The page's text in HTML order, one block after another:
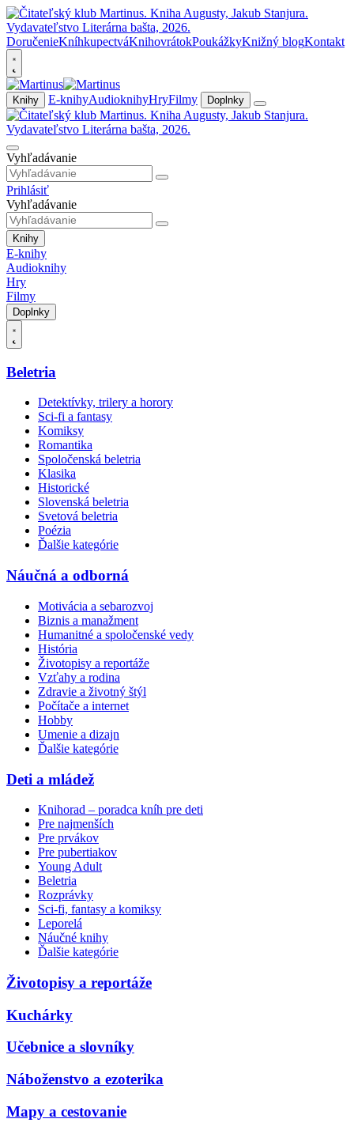
DoručenieKníhkupectváKnihovrátokPoukážkyKnižný blogKontakt
Knihy E-knihyAudioknihyHryFilmy Doplnky
Vyhľadávanie
Prihlásiť
Vyhľadávanie
Knihy
E-knihy
Audioknihy
Hry
Filmy
Doplnky
Beletria
Detektívky, trilery a horory
Sci-fi a fantasy
Komiksy
Romantika
Spoločenská beletria
Klasika
Historické
Slovenská beletria
Svetová beletria
Poézia
Ďalšie kategórie
Náučná a odborná
Motivácia a sebarozvoj
Biznis a manažment
Humanitné a spoločenské vedy
História
Životopisy a reportáže
Vzťahy a rodina
Zdravie a životný štýl
Počítače a internet
Hobby
Umenie a dizajn
Ďalšie kategórie
Deti a mládež
Knihorad – poradca kníh pre deti
Pre najmenších
Pre prvákov
Pre pubertiakov
Young Adult
Beletria
Rozprávky
Sci-fi, fantasy a komiksy
Leporelá
Náučné knihy
Ďalšie kategórie
Životopisy a reportáže
Kuchárky
Učebnice a slovníky
Náboženstvo a ezoterika
Mapy a cestovanie